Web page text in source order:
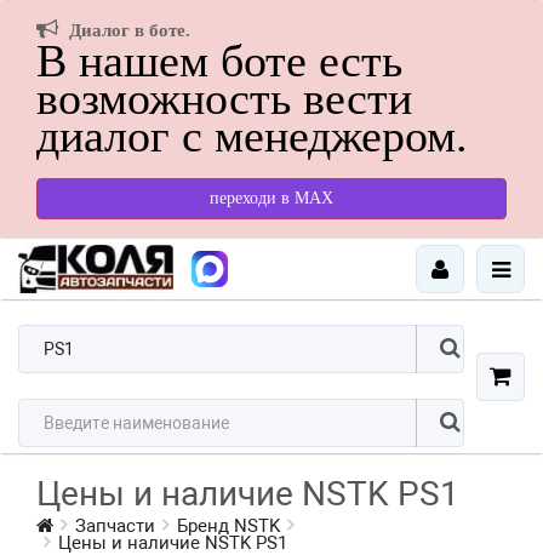
Диалог в боте.
В нашем боте есть
возможность вести
диалог с менеджером.
переходи в МАХ
Цены и наличие NSTK PS1
Запчасти Бренд NSTK
Цены и наличие NSTK PS1